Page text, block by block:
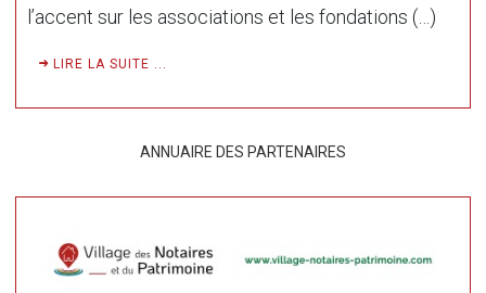
l’accent sur les associations et les fondations (…)
LIRE LA SUITE ...
ANNUAIRE DES PARTENAIRES